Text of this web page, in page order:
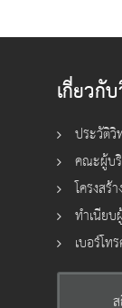
เกี่ยวกั
ประวัติวิ
คณะผู้บ
โครงสร้
ทำเนียบ
เบอร์โท